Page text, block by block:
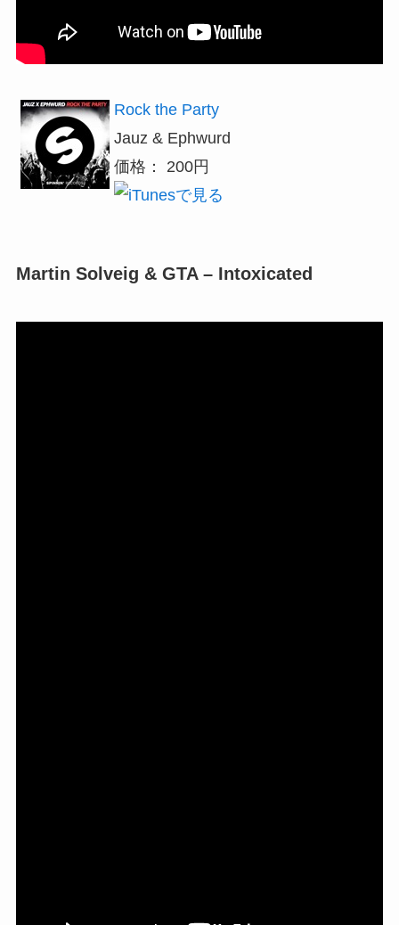
Rock the Party
Jauz & Ephwurd
価格： 200円
Martin Solveig & GTA – Intoxicated